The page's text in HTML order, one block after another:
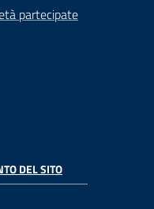
partecipate
DEL SITO